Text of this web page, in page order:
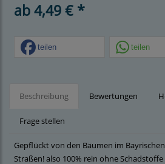
ab 4,49 € *
teilen teilen
Beschreibung Bewertungen
Frage stellen
Gepflückt von den Bäumen im
Straßen! also 100% rein ohne Schadstoffe